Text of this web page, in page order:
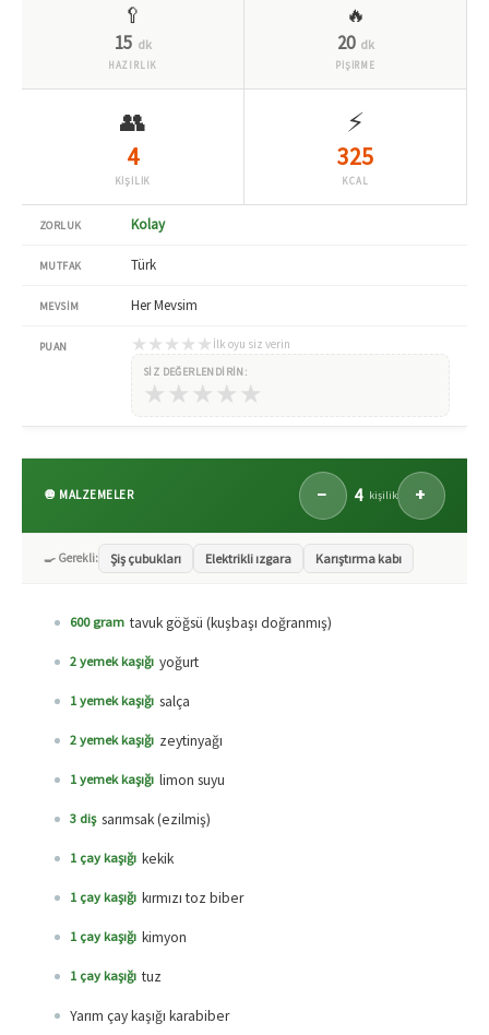
🥄
15 dk
HAZIRLIK
🔥
20 dk
PİŞİRME
👥
4
KİŞİLİK
⚡
325
KCAL
ZORLUK Kolay
MUTFAK Türk
MEVSIM Her Mevsim
PUAN ★ ★ ★ ★ ★ İlk oyu siz verin
SIZ DEĞERLENDIRIN:
★ ★ ★ ★ ★
🧅 MALZEMELER − 4 kişilik +
🍳 Gerekli: Şiş çubukları Elektrikli ızgara Karıştırma kabı
600 gram tavuk göğsü (kuşbaşı doğranmış)
2 yemek kaşığı yoğurt
1 yemek kaşığı salça
2 yemek kaşığı zeytinyağı
1 yemek kaşığı limon suyu
3 diş sarımsak (ezilmiş)
1 çay kaşığı kekik
1 çay kaşığı kırmızı toz biber
1 çay kaşığı kimyon
1 çay kaşığı tuz
Yarım çay kaşığı karabiber